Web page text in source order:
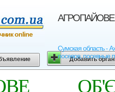
АГРОПАЙОВЕ
Сумская область -
посевов, посевные
online
Добавить